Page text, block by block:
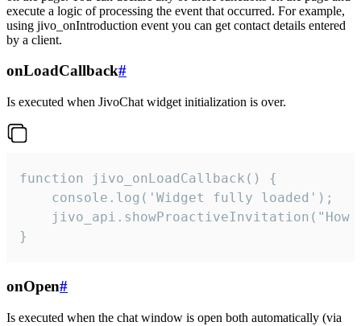
execute a logic of processing the event that occurred. For example,
using jivo_onIntroduction event you can get contact details entered
by a client.
onLoadCallback#
Is executed when JivoChat widget initialization is over.
function jivo_onLoadCallback() {
    console.log('Widget fully loaded');
jivo_api.showProactiveInvitation("How
}
onOpen#
Is executed when the chat window is open both automatically (via